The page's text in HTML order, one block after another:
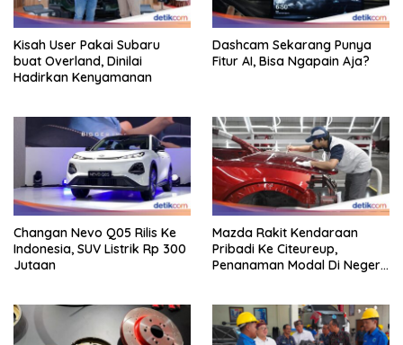
Kisah User Pakai Subaru
buat Overland, Dinilai
Hadirkan Kenyamanan
Dashcam Sekarang Punya
Fitur AI, Bisa Ngapain Aja?
Changan Nevo Q05 Rilis Ke
Indonesia, SUV Listrik Rp 300
Jutaan
Mazda Rakit Kendaraan
Pribadi Ke Citeureup,
Penanaman Modal Di Negeri